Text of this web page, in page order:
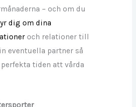
– och om du
dig om dina
och relationer till
eventuella partner så
tiden att vårda